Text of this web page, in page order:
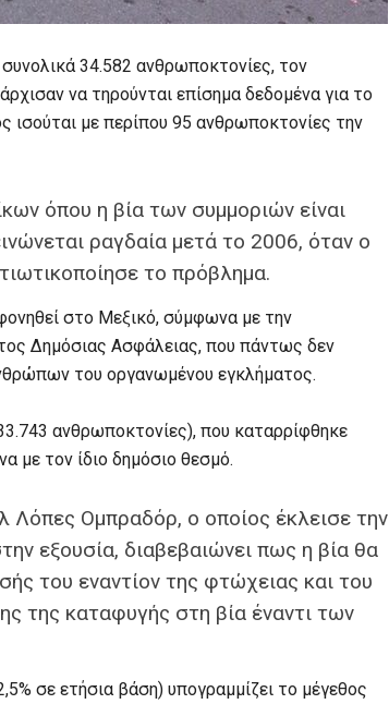
34.582 ανθρωποκτονίες, τον
να τηρούνται επίσημα δεδομένα για το
ισούται με περίπου 95 ανθρωποκτονίες την
όπου η βία των συμμοριών είναι
ραγδαία μετά το 2006, όταν ο
το πρόβλημα.
στο Μεξικό, σύμφωνα με την
Δημόσιας Ασφάλειας, που πάντως δεν
του οργανωμένου εγκλήματος.
ανθρωποκτονίες), που καταρρίφθηκε
με τον ίδιο δημόσιο θεσμό.
Ομπραδόρ, ο οποίος έκλεισε την
εξουσία, διαβεβαιώνει πως η βία θα
του εναντίον της φτώχειας και του
της καταφυγής στη βία έναντι των
σε ετήσια βάση) υπογραμμίζει το μέγεθος